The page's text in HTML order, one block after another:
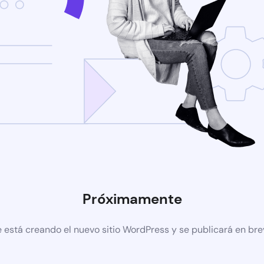
Próximamente
está creando el nuevo sitio WordPress y se publicará en